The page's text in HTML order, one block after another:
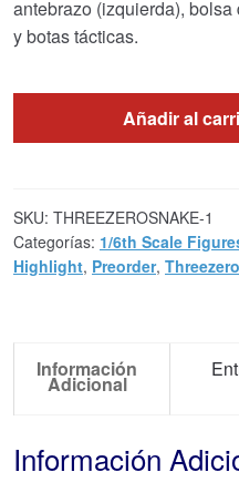
antebrazo (izquierda),
y botas tácticas.
Añadir al
SKU: THREEZEROSNAKE-1
Categorías: 1/6th Scale
Highlight, Preorder, Threezero
Información
Adicional
Información